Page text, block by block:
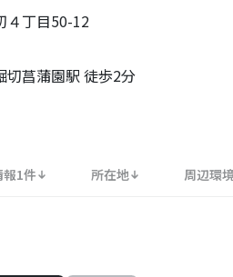
４丁目50-12
切菖蒲園駅 徒歩2分
報1件 所在地 周辺環